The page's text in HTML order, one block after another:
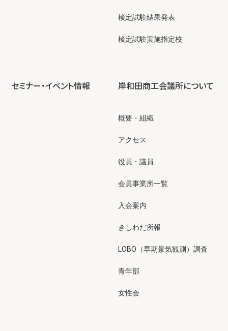
検定試験結果発表
検定試験実施指定校
セミナー・イベント情報 岸和田商工会議所について
概要・組織
アクセス
役員・議員
会員事業所一覧
入会案内
きしわだ所報
LOBO（早期景気観測）調査
青年部
女性会